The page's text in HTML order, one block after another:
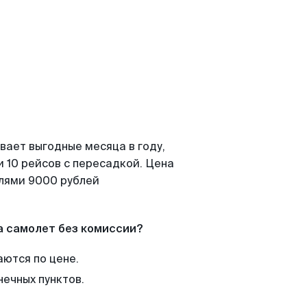
выгодные месяца в году,
рейсов с пересадкой. Цена
9000 рублей
самолет без комиссии?
по цене.
пунктов.